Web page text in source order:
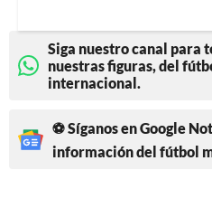
Siga nuestro canal para
nuestras figuras, del
internacional.
⚽ Síganos en Google
información del fútbol